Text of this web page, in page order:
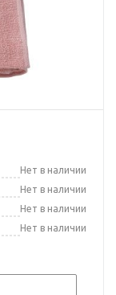
Нет в наличии
Нет в наличии
Нет в наличии
Нет в наличии